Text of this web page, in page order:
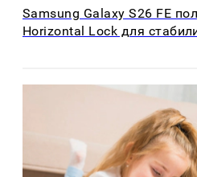
Samsung Galaxy S26 FE
Horizontal Lock для